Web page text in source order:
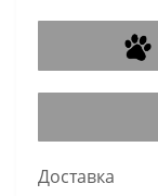
Доставка